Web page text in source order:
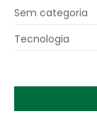
Sem categoria
Tecnologia